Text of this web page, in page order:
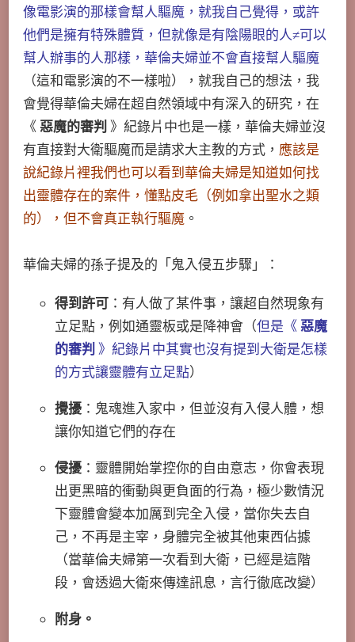
像電影演的那樣會幫人驅魔，就我自己覺得，或許
他們是擁有特殊體質，但就像是有陰陽眼的人≠可以
幫人辦事的人那樣，華倫夫婦並不會直接幫人驅魔
（這和電影演的不一樣啦），就我自己的想法，我
會覺得華倫夫婦在超自然領域中有深入的研究，在
《惡魔的審判 》紀錄片中也是一樣，華倫夫婦並沒
有直接對大衛驅魔而是請求大主教的方式， 應該是
說紀錄片裡我們也可以看到華倫夫婦是知道如何找
出靈體存在的案件，懂點皮毛（例如拿出聖水之類
的），但不會真正執行驅魔 。
華倫夫婦的孫子提及的「鬼入侵五步驟」：
得到許可 ：有人做了某件事，讓超自然現象有
立足點，例如通靈板或是降神會（但是《惡魔
的審判 》紀錄片中其實也沒有提到大衛是怎樣
的方式讓靈體有立足點）
攪擾 ：鬼魂進入家中，但並沒有入侵人體，想
讓你知道它們的存在
侵擾 ：靈體開始掌控你的自由意志，你會表現
出更黑暗的衝動與更負面的行為，極少數情況
下靈體會變本加厲到完全入侵，當你失去自
己，不再是主宰，身體完全被其他東西佔據
（當華倫夫婦第一次看到大衛，已經是這階
段，會透過大衛來傳達訊息，言行徹底改變）
附身。